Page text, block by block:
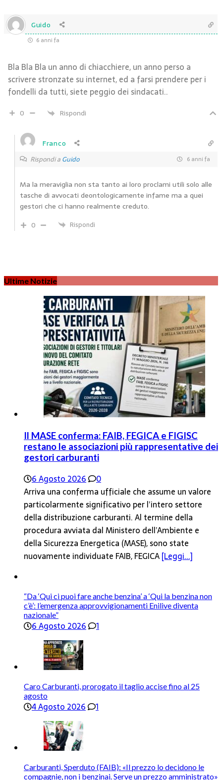
Guido
6 anni fa
Bla Bla Bla un anno di chiacchiere, un anno perso a
scrivere stronzate su internet, ed a farsi prendere per i
fondelli da tutti, siete peggio dei sindacati..
0 Rispondi
Franco
Rispondi aGuido 6 anni fa
Ma la meraviglia non sta tanto ai loro proclami utili solo alle
tasche di avvocati deontologicamente infame ma a quei
gestori che ci hanno realmente creduto.
0
Rispondi
Ultime Notizie
Il MASE conferma: FAIB, FEGICA e FIGISC
restano le associazioni più rappresentative dei
gestori carburanti
6 Agosto 2026
0
Arriva una conferma ufficiale che assume un valore
particolarmente significativo per l’intero settore
della distribuzione carburanti. Al termine della
procedura avviata dal Ministero dell’Ambiente e
della Sicurezza Energetica (MASE), sono state
nuovamente individuate FAIB, FEGICA[Leggi...]
“Da ‘Qui ci puoi fare anche benzina’ a ‘Qui la benzina non
c’è’: l’emergenza approvvigionamenti Enilive diventa
nazionale”
6 Agosto 2026 1
Caro Carburanti, prorogato il taglio accise fino al 25
agosto
4 Agosto 2026 1
Carburanti, Sperduto (FAIB): «Il prezzo lo decidono le
compagnie, non i benzinai. Serve un prezzo amministrato»